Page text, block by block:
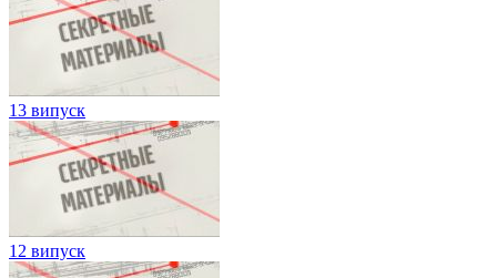
13 випуск
12 випуск